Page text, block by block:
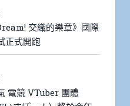
交織的樂章》國際
正式開跑
電競 VTuber 團體